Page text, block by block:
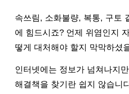
속쓰림, 소화불량, 복통, 구토
에 힘드시죠? 언제 위염인지
떻게 대처해야 할지 막막하셨
인터넷에는 정보가 넘쳐나지
해결책을 찾기란 쉽지 않습니